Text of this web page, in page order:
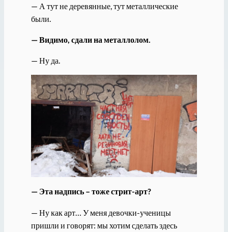
— А тут не деревянные, тут металлические
были.
— Видимо, сдали на металлолом.
— Ну да.
— Эта надпись – тоже стрит-арт?
— Ну как арт… У меня девочки-ученицы
пришли и говорят: мы хотим сделать здесь